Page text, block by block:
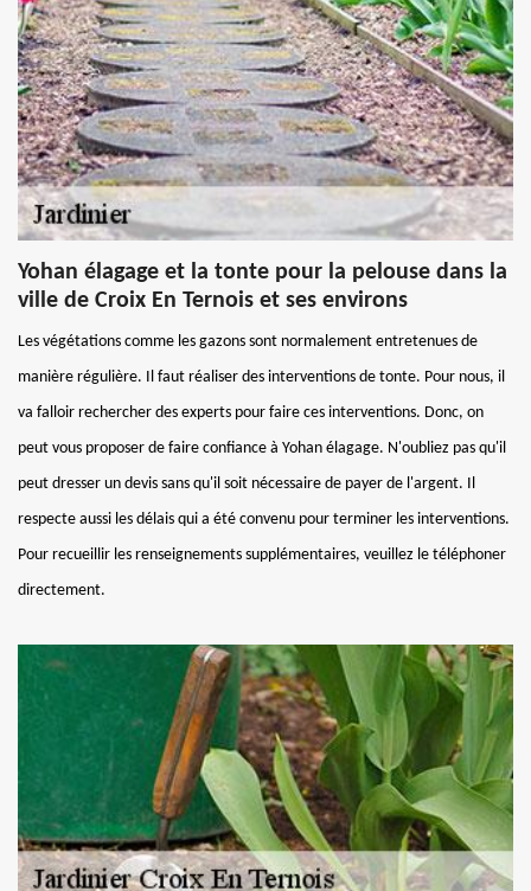
Yohan élagage et la tonte pour la pelouse dans la
ville de Croix En Ternois et ses environs
Les végétations comme les gazons sont normalement entretenues de
manière régulière. Il faut réaliser des interventions de tonte. Pour nous, il
va falloir rechercher des experts pour faire ces interventions. Donc, on
peut vous proposer de faire confiance à Yohan élagage. N'oubliez pas qu'il
peut dresser un devis sans qu'il soit nécessaire de payer de l'argent. Il
respecte aussi les délais qui a été convenu pour terminer les interventions.
Pour recueillir les renseignements supplémentaires, veuillez le téléphoner
directement.